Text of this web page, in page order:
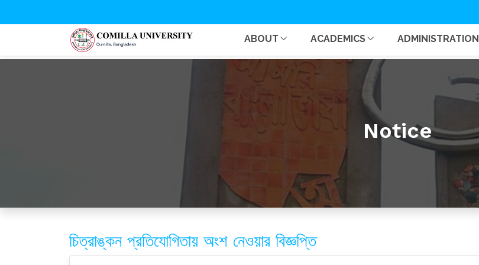
ABOUT ACADEMICS ADMINISTRATION
Notice
চিত্রাঙ্কন প্রতিযোগিতায় অংশ নেওয়ার বিজ্ঞপ্তি